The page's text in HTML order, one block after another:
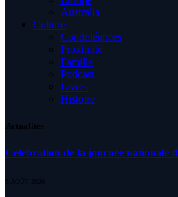
Australia
Culture
Condoléances
Proximité
Famille
Podcast
Livres
Histoire
Actualités
Célébration de la journée nationale
5 AOÛT 2026